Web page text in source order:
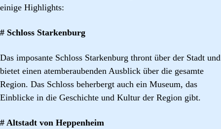
einige Highlights:
# Schloss Starkenburg
Das imposante Schloss Starkenburg thront über der Stadt und
bietet einen atemberaubenden Ausblick über die gesamte
Region. Das Schloss beherbergt auch ein Museum, das
Einblicke in die Geschichte und Kultur der Region gibt.
# Altstadt von Heppenheim